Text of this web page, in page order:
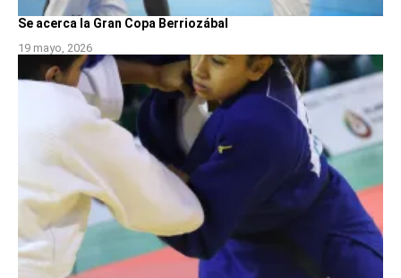
Se acerca la Gran Copa Berriozábal
19 mayo, 2026